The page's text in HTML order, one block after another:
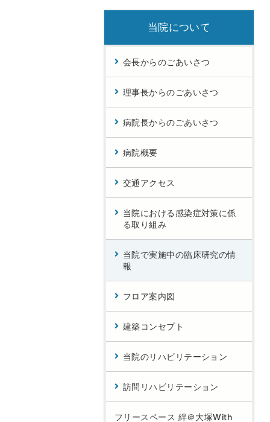
カルテの開示を希望される方へ
カスタマーハラスメントに対する方針
当院について
会長からのごあいさつ
理事長からのごあいさつ
病院長からのごあいさつ
病院概要
交通アクセス
当院における感染症対策に係
る取り組み
当院で実施中の臨床研究の情
報
フロア案内図
建築コンセプト
当院のリハビリテーション
訪問リハビリテーション
フリースペース 絆＠大塚With